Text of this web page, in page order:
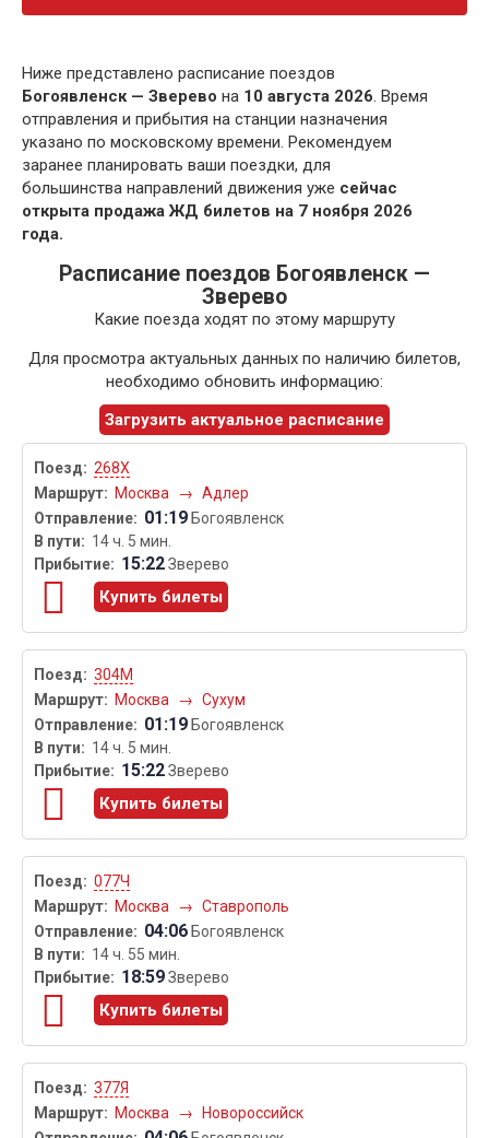
Ниже представлено расписание поездов
Богоявленск — Зверево на 10 августа 2026. Время
отправления и прибытия на станции назначения
указано по московскому времени. Рекомендуем
заранее планировать ваши поездки, для
большинства направлений движения уже сейчас
открыта продажа ЖД билетов на 7 ноября 2026
года.
Расписание поездов Богоявленск —
Зверево
Какие поезда ходят по этому маршруту
Для просмотра актуальных данных по наличию билетов,
необходимо обновить информацию:
Загрузить актуальное расписание
268Х
Москва
→ Адлер
01:19 Богоявленск
14 ч. 5 мин.
15:22Зверево
Купить билеты
304М
Москва
→ Сухум
01:19 Богоявленск
14 ч. 5 мин.
15:22Зверево
Купить билеты
077Ч
Москва
→ Ставрополь
04:06 Богоявленск
14 ч. 55 мин.
18:59Зверево
Купить билеты
377Я
Москва
→ Новороссийск